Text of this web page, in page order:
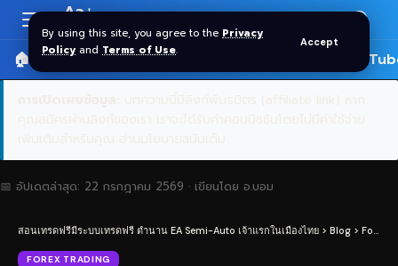
By using this site, you agree to the Privacy
Policy and Terms of Use.
Accept
Resizer
Aa
🏠 หน้าแรก ราคาทอง SPDR 🎬
📅 อัปเดตล่าสุด: 22 กรกฎาคม 2569 · เขียนโดย อ.บอม
สอนเทรดฟรีมีระบบเทรดฟรี ตำนาน EA Semi-Auto เจ้าแรกในเมืองไทย > Blog > Forex Trading
FOREX TRADING